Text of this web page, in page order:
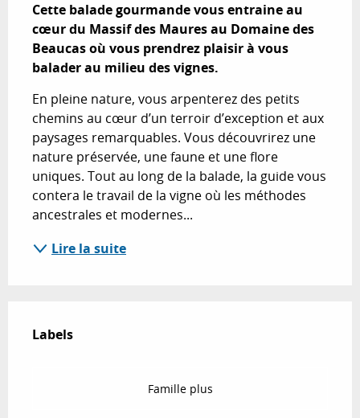
Cette balade gourmande vous entraine au
cœur du Massif des Maures au Domaine des
Beaucas où vous prendrez plaisir à vous
balader au milieu des vignes.
En pleine nature, vous arpenterez des petits
chemins au cœur d’un terroir d’exception et aux
paysages remarquables. Vous découvrirez une
nature préservée, une faune et une flore
uniques. Tout au long de la balade, la guide vous
contera le travail de la vigne où les méthodes
ancestrales et modernes...
Lire la suite
Labels
Labels
Famille plus